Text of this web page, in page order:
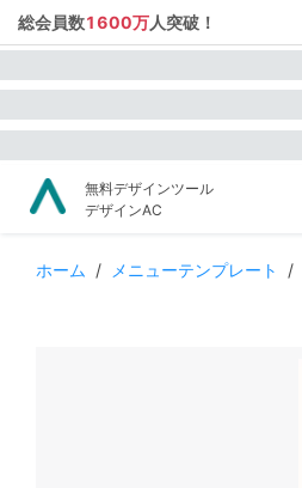
総会員数1600万人突破！
無料デザインツール
デザインAC
ホーム / メニューテンプレート /